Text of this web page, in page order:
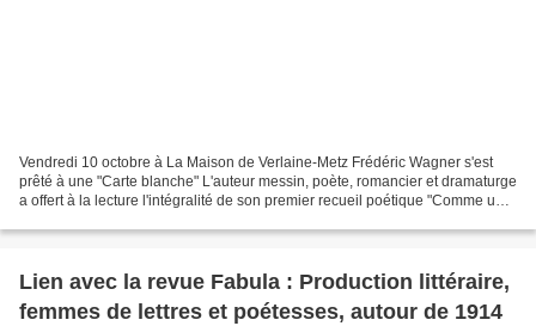
Vendredi 10 octobre à La Maison de Verlaine-Metz Frédéric Wagner s'est
prêté à une "Carte blanche" L'auteur messin, poète, romancier et dramaturge
a offert à la lecture l'intégralité de son premier recueil poétique "Comme un
Lien avec la revue Fabula : Production littéraire,
femmes de lettres et poétesses, autour de 1914